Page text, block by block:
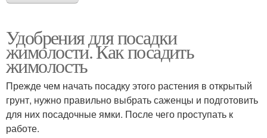
Удобрения для посадки
жимолости. Как посадить
жимолость
Прежде чем начать посадку этого растения в открытый
грунт, нужно правильно выбрать саженцы и подготовить
для них посадочные ямки. После чего проступать к
работе.